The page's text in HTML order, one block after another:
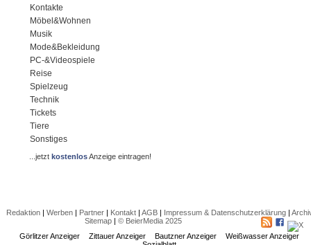
Kontakte
Möbel&Wohnen
Musik
Mode&Bekleidung
PC-&Videospiele
Reise
Spielzeug
Technik
Tickets
Tiere
Sonstiges
...jetztkostenlosAnzeige eintragen!
Redaktion| Werben| Partner| Kontakt| AGB| Impressum & Datenschutzerklärung|
Sitemap |© BeierMedia 2025
Görlitzer Anzeiger
Zittauer Anzeiger Bautzner Anzeiger
Weißwasser Anzeiger